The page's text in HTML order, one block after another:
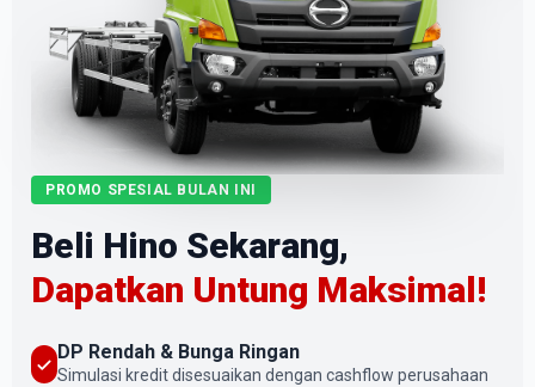
PROMO SPESIAL BULAN INI
Beli Hino Sekarang,
Dapatkan Untung Maksimal!
DP Rendah & Bunga Ringan
Simulasi kredit disesuaikan dengan cashflow perusahaan